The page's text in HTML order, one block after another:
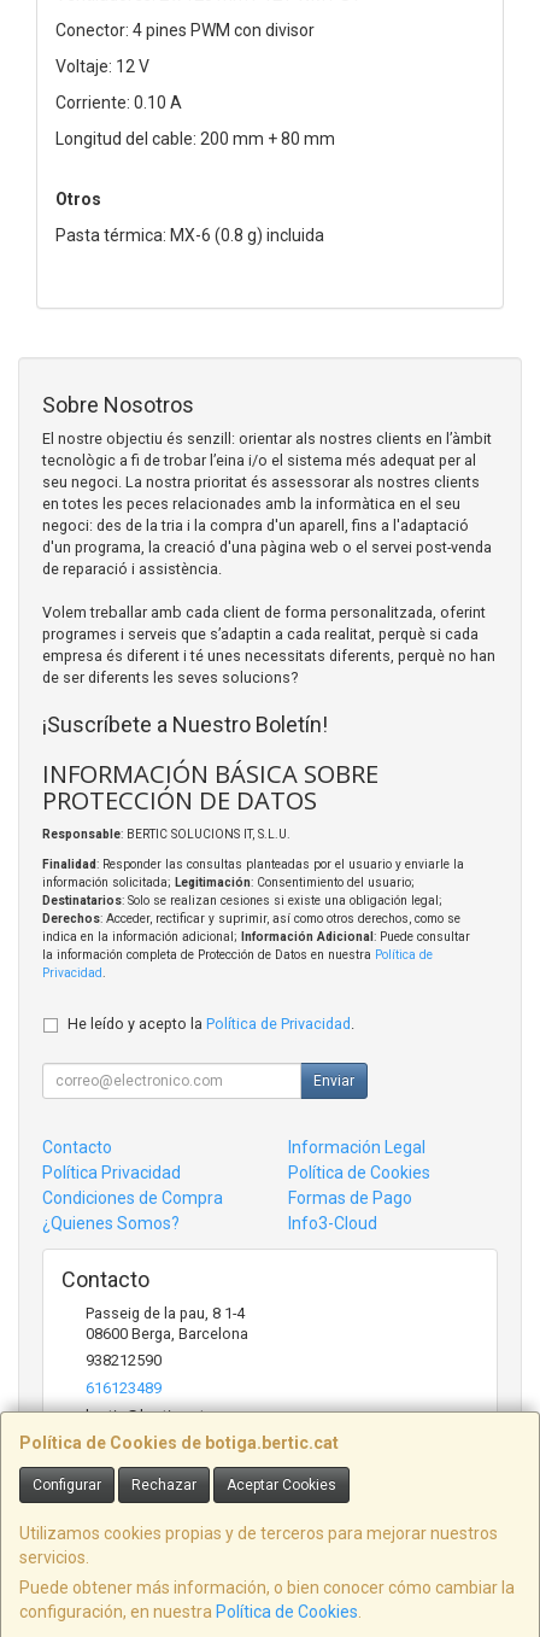
Conector: 4 pines PWM con divisor
Voltaje: 12 V
Corriente: 0.10 A
Longitud del cable: 200 mm + 80 mm
Otros
Pasta térmica: MX-6 (0.8 g) incluida
Política de Cookies de botiga.bertic.cat
Configurar Rechazar Aceptar Cookies
Utilizamos cookies propias y de terceros para mejorar nuestros
servicios.
Puede obtener más información, o bien conocer cómo cambiar la
configuración, en nuestra Política de Cookies
Sobre Nosotros
El nostre objectiu és senzill: orientar als nostres clients en l’àmbit
tecnològic a fi de trobar l’eina i/o el sistema més adequat per al
seu negoci. La nostra prioritat és assessorar als nostres clients
en totes les peces relacionades amb la informàtica en el seu
negoci: des de la tria i la compra d'un aparell, fins a l'adaptació
d'un programa, la creació d'una pàgina web o el servei post-venda
de reparació i assistència.
Volem treballar amb cada client de forma personalitzada, oferint
programes i serveis que s’adaptin a cada realitat, perquè si cada
empresa és diferent i té unes necessitats diferents, perquè no han
de ser diferents les seves solucions?
¡Suscríbete a Nuestro Boletín!
INFORMACIÓN BÁSICA SOBRE
PROTECCIÓN DE DATOS
Responsable: BERTIC SOLUCIONS IT, S.L.U.
Finalidad: Responder las consultas planteadas por el usuario y enviarle la
información solicitada; Legitimación: Consentimiento del usuario;
Destinatarios: Solo se realizan cesiones si existe una obligación legal;
Derechos: Acceder, rectificar y suprimir, así como otros derechos, como se
indica en la información adicional;
Información Adicional : Puede consultar
la información completa de Protección de Datos en nuestra Política de
Privacidad
He leído y acepto la Política de Privacidad
Enviar
Contacto
Información Legal
Política Privacidad
Política de Cookies
Condiciones de Compra
Formas de Pago
¿Quienes Somos?
Info3-Cloud
Contacto
Passeig de la pau, 8 1-4
08600 Berga Barcelona
938212590
616123489
bertic@bertic.cat
Horario
Lunes a Viernes (9h-14h | 15h-18h)
, , , , España. - C.I.F.: B09846916 - Tfno: